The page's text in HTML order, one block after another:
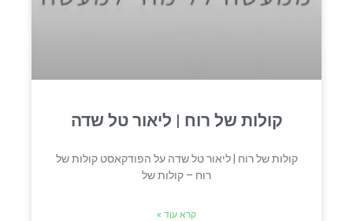
קולות של רוח | ליאור טל שדה
קולות של רוח | ליאור טל שדה על הפודקאסט קולות של
רוח – קולות של
קרא עוד »